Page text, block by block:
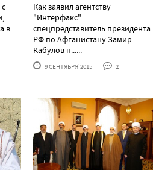
в
Как заявил агентству
"Интерфакс"
спецпредставитель президента
РФ по Афганистану Замир
Кабулов п......
9 СЕНТЯБРЯ'2015 2